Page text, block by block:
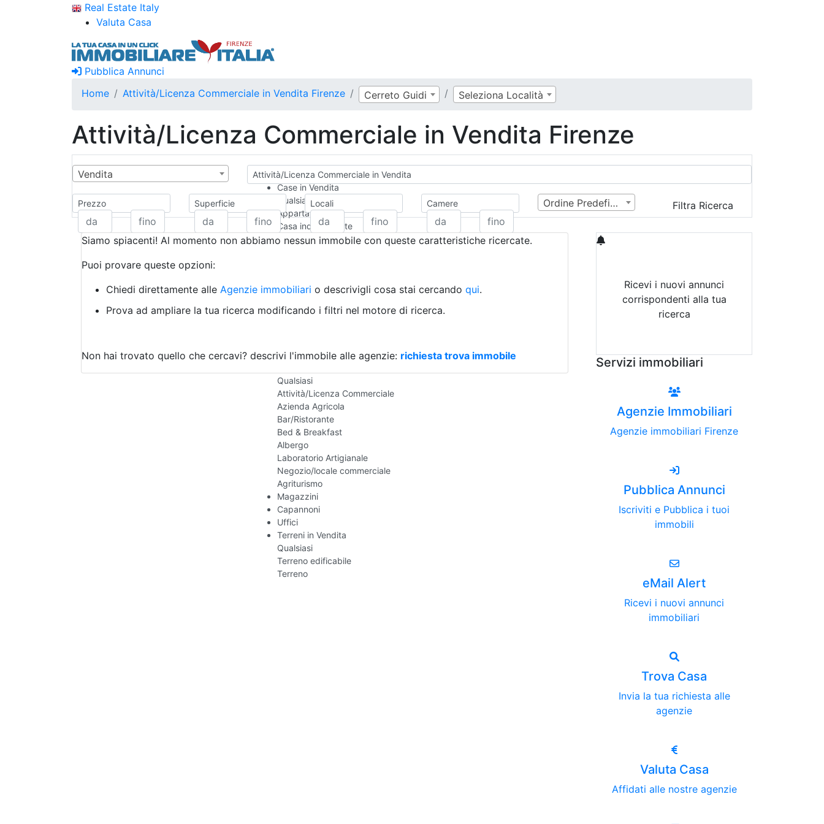
Real Estate Italy
Valuta Casa
Pubblica Annunci
Home
Attività/Licenza Commerciale in Vendita Firenze Cerreto Guidi Seleziona Località
Attività/Licenza Commerciale in Vendita Firenze
Vendita
Attività/Licenza Commerciale in Vendita
Case in Vendita
Qualsiasi
Appartamento
Casa indipendente
Casa Semi-indipendente
Rustico/Casale
Camera d'Albergo
Box/Garage
Qualsiasi
Attività/Licenza Commerciale
Azienda Agricola
Bar/Ristorante
Bed & Breakfast
Albergo
Laboratorio Artigianale
Negozio/locale commerciale
Agriturismo
Magazzini
Capannoni
Uffici
Terreni in Vendita
Qualsiasi
Terreno edificabile
Terreno
Prezzo Superficie Locali Camere Ordine Predefinito Filtra Ricerca
Siamo spiacenti! Al momento non abbiamo nessun immobile con queste caratteristiche ricercate.
Puoi provare queste opzioni:
Chiedi direttamente alle Agenzie immobiliari o descrivigli cosa stai cercando qui.
Prova ad ampliare la tua ricerca modificando i filtri nel motore di ricerca.
Non hai trovato quello che cercavi? descrivi l'immobile alle agenzie: richiesta trova immobile
Ricevi i nuovi annunci
corrispondenti alla tua
ricerca
Servizi immobiliari
Agenzie Immobiliari
Agenzie immobiliari Firenze
Pubblica Annunci
Iscriviti e Pubblica i tuoi
immobili
eMail Alert
Ricevi i nuovi annunci
immobiliari
Trova Casa
Invia la tua richiesta alle
agenzie
Valuta Casa
Affidati alle nostre agenzie